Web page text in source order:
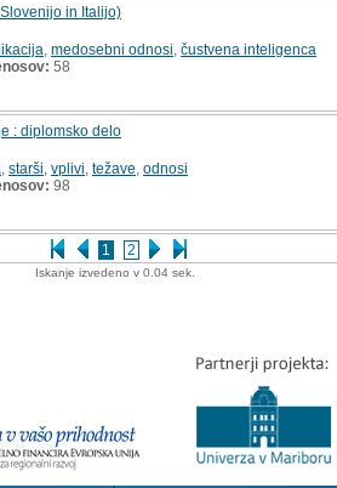
1 2
in Italijo)
medosebni odnosi čustvena inteligenca
58
: diplomsko delo
starši vplivi težave odnosi
98
Iskanje izvedeno v 0.04 sek.